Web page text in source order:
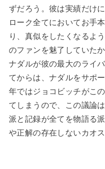
ずだろう。彼は実績だけ
ローク全てにおいてお手
り、真似をしたくなるよ
のファンを魅了していた
ナダルが彼の最大のライ
てからは、ナダルをサポ
年ではジョコビッチがこ
てしまうので、この議論
派と記録が全てを物語る
や正解の存在しないカオ